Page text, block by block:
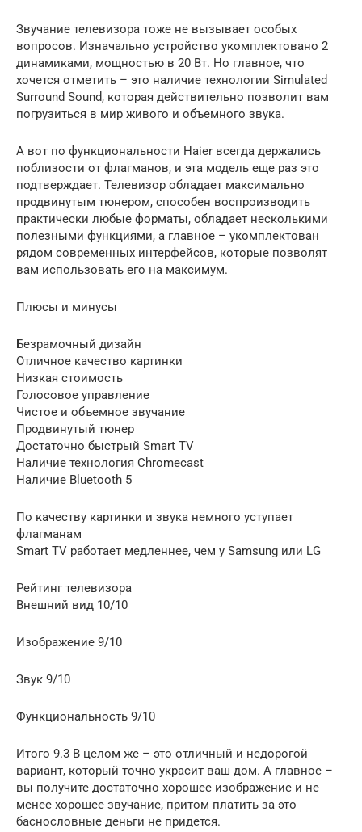
Звучание телевизора тоже не вызывает особых
вопросов. Изначально устройство укомплектовано 2
динамиками, мощностью в 20 Вт. Но главное, что
хочется отметить – это наличие технологии Simulated
Surround Sound, которая действительно позволит вам
погрузиться в мир живого и объемного звука.
А вот по функциональности Haier всегда держались
поблизости от флагманов, и эта модель еще раз это
подтверждает. Телевизор обладает максимально
продвинутым тюнером, способен воспроизводить
практически любые форматы, обладает несколькими
полезными функциями, а главное – укомплектован
рядом современных интерфейсов, которые позволят
вам использовать его на максимум.
Плюсы и минусы
Безрамочный дизайн
Отличное качество картинки
Низкая стоимость
Голосовое управление
Чистое и объемное звучание
Продвинутый тюнер
Достаточно быстрый Smart TV
Наличие технология Chromecast
Наличие Bluetooth 5
По качеству картинки и звука немного уступает
флагманам
Smart TV работает медленнее, чем у Samsung или LG
Рейтинг телевизора
Внешний вид 10/10
Изображение 9/10
Звук 9/10
Функциональность 9/10
Итого 9.3 В целом же – это отличный и недорогой
вариант, который точно украсит ваш дом. А главное –
вы получите достаточно хорошее изображение и не
менее хорошее звучание, притом платить за это
баснословные деньги не придется.